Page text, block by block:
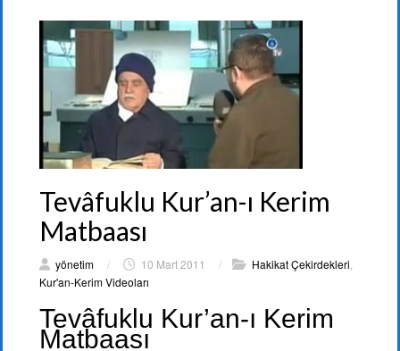
Tevâfuklu Kur’an-ı Kerim
Matbaası
yönetim / 10 Mart 2011 / Hakikat Çekirdekleri
Kur'an-Kerim Videoları
Tevâfuklu Kur’an-ı Kerim
Matbaası